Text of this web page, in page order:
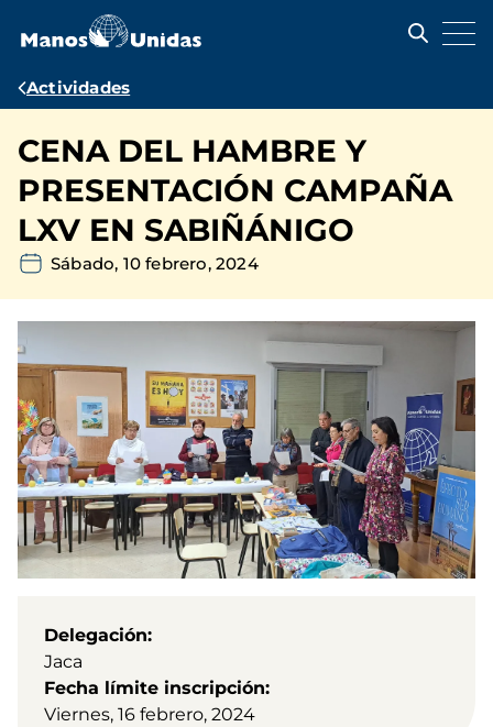
contenido
Ruta
navegación
Actividades
CENA DEL HAMBRE Y
PRESENTACIÓN CAMPAÑA
LXV EN SABIÑÁNIGO
Sábado, 10 febrero, 2024
Delegación
Jaca
Fecha límite inscripción
Viernes, 16 febrero, 2024